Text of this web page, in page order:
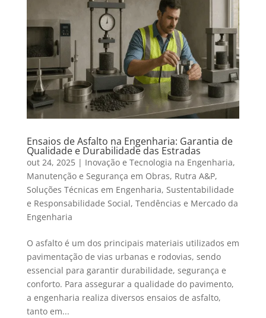
Ensaios de Asfalto na Engenharia: Garantia de
Qualidade e Durabilidade das Estradas
out 24, 2025| Inovação e Tecnologia na Engenharia,
Manutenção e Segurança em Obras, Rutra A&P,
Soluções Técnicas em Engenharia, Sustentabilidade
e Responsabilidade Social, Tendências e Mercado da
Engenharia
O asfalto é um dos principais materiais utilizados em
pavimentação de vias urbanas e rodovias, sendo
essencial para garantir durabilidade, segurança e
conforto. Para assegurar a qualidade do pavimento,
a engenharia realiza diversos ensaios de asfalto,
tanto em...